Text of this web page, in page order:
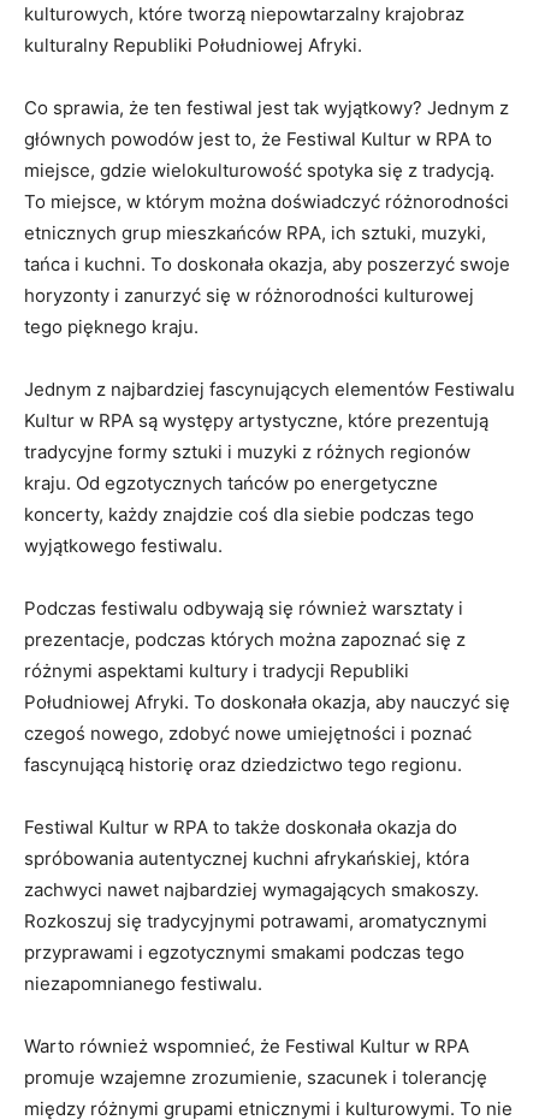
kulturowych, ⁢które tworzą niepowtarzalny krajobraz‍
kulturalny Republiki Południowej ⁢Afryki.
Co sprawia, że ten festiwal jest⁣ tak⁤ wyjątkowy? Jednym z
głównych powodów jest to, że⁢ Festiwal Kultur w RPA to
miejsce, gdzie wielokulturowość​ spotyka się​ z tradycją.
To miejsce, w którym można doświadczyć ⁢różnorodności⁤
etnicznych ⁢grup mieszkańców RPA,⁢ ich sztuki, ⁤muzyki,‍
tańca⁤ i kuchni. To doskonała ⁢okazja, ‍aby poszerzyć swoje
horyzonty⁣ i zanurzyć się ⁤w różnorodności kulturowej
⁢tego pięknego kraju.
Jednym z najbardziej fascynujących ⁢elementów Festiwalu
Kultur‌ w RPA są⁣ występy artystyczne, które prezentują
tradycyjne formy sztuki i muzyki z różnych regionów
kraju. Od egzotycznych tańców po energetyczne
koncerty, każdy znajdzie ⁣coś dla siebie podczas ⁢tego
⁢wyjątkowego ‌festiwalu.
Podczas festiwalu odbywają się ‍również warsztaty i
prezentacje, ⁣podczas których ⁤można ​zapoznać się⁣ z
różnymi aspektami kultury i ‍tradycji Republiki
⁣Południowej Afryki.⁣ To doskonała okazja, aby nauczyć się⁣
czegoś nowego, zdobyć nowe umiejętności i poznać
fascynującą⁤ historię oraz dziedzictwo ⁤tego ​regionu.
Festiwal Kultur w RPA​ to ⁤także ⁤doskonała okazja do
spróbowania autentycznej⁤ kuchni ⁤afrykańskiej, która
zachwyci nawet ⁣najbardziej wymagających smakoszy.
Rozkoszuj‌ się tradycyjnymi⁢ potrawami, aromatycznymi
przyprawami ‍i egzotycznymi smakami podczas tego
niezapomnianego festiwalu.
Warto⁣ również wspomnieć, że Festiwal Kultur w ⁣RPA
promuje wzajemne zrozumienie, szacunek i tolerancję
między różnymi‍ grupami etnicznymi i ⁤kulturowymi. To nie